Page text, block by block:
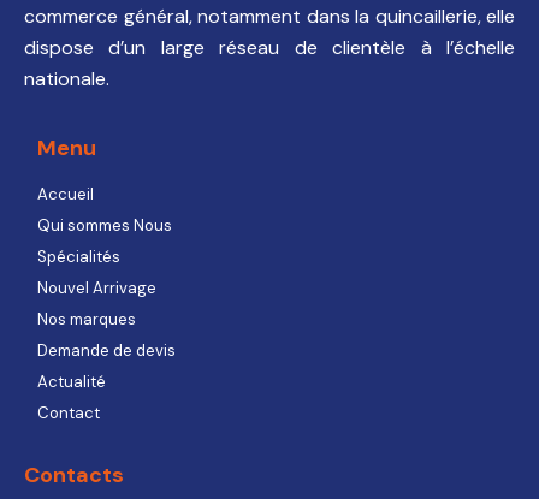
commerce général, notamment dans la quincaillerie, elle
dispose d’un large réseau de clientèle à l’échelle
nationale.
Menu
Accueil
Qui sommes Nous
Spécialités
Nouvel Arrivage
Nos marques
Demande de devis
Actualité
Contact
Contacts